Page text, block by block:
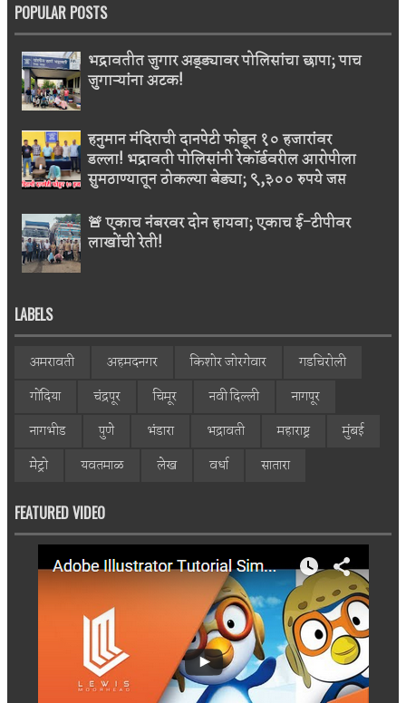
POPULAR POSTS
भद्रावतीत जुगार अड्ड्यावर पोलिसांचा छापा; पाच
जुगाऱ्यांना अटक!
हनुमान मंदिराची दानपेटी फोडून १० हजारांवर
डल्ला! भद्रावती पोलिसांनी रेकॉर्डवरील आरोपीला
सुमठाण्यातून ठोकल्या बेड्या; ९,३०० रुपये जप्त
🚨 एकाच नंबरवर दोन हायवा; एकाच ई-टीपीवर
लाखोंची रेती!
LABELS
अमरावती अहमदनगर किशोर जोरगेवार
गडचिरोली
गोंदिया
चंद्रपूर चिमूर नवी दिल्ली
नागपूर
नागभीड
पुणे भंडारा भद्रावती महाराष्ट्र
मुंबई
मेट्रो
यवतमाळ लेख वर्धा सातारा
FEATURED VIDEO